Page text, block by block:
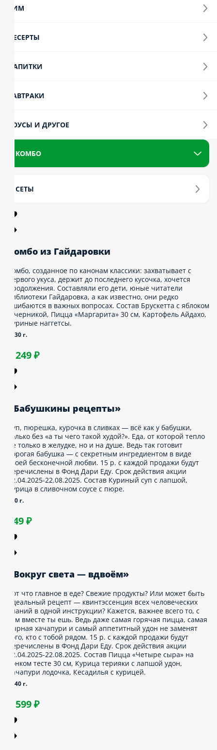
И ДРУГОЕ
КОМБО
СЕТЫ
из Гайдаровки
созданное по канонам классики: захватывает
укуса, держит до последнего кусочка,
продолжения. Составляли его дети, юные
библиотеки Гайдаровка, а как известно,
редко ошибаются в важных вопросах. Состав
с яблоком и черникой, Пицца
30 см, Картофель Айдахо, Куриные
пюрешка, курочка в сливках — всё как у
только без «а ты чего такой худой?».
от которой тепло не только в желудке, но
душе. Ведь так готовит дорогая бабушка
секретным ингредиентом в виде своей
любви. 15 р. с каждой продажи
перечислены в Фонд Дари Еду. Срок
акции 22.04.2025-
Курица в сливочном соусе с пюре.
₽
света — вдвоём»
что главное в еде? Свежие продукты? Или
быть идеальный рецепт — квинтэссенция
человеческих знаний в одной инструкции?
важнее всего то, с кем вместе ты
Ведь даже самая горячая пицца, самая
хачапури и самый аппетитный удон не
того, кто с тобой рядом. 15 р. с
продажи будут перечислены в Фонд Дари
Состав Пицца «Четыре сыра»
тонком тесте 30 см, Курица терияки с
удон, Хачапури лодочка, Кесадилья с
г.